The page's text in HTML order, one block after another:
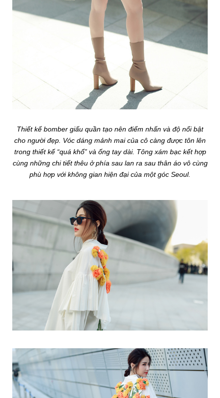
Thiết kế bomber giấu quần tạo nên điểm nhấn và độ nổi bật
cho người đẹp. Vóc dáng mảnh mai của cô càng được tôn lên
trong thiết kế “quá khổ” và ống tay dài. Tông xám bạc kết hợp
cùng những chi tiết thêu ở phía sau lan ra sau thân áo vô cùng
phù hợp với không gian hiện đại của một góc Seoul.